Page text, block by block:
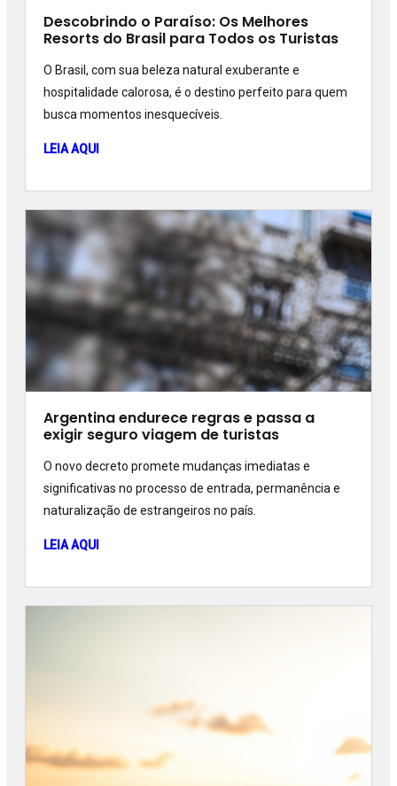
Descobrindo o Paraíso: Os Melhores
Resorts do Brasil para Todos os Turistas
O Brasil, com sua beleza natural exuberante e
hospitalidade calorosa, é o destino perfeito para quem
busca momentos inesquecíveis.
LEIA AQUI
Argentina endurece regras e passa a
exigir seguro viagem de turistas
O novo decreto promete mudanças imediatas e
significativas no processo de entrada, permanência e
naturalização de estrangeiros no país.
LEIA AQUI